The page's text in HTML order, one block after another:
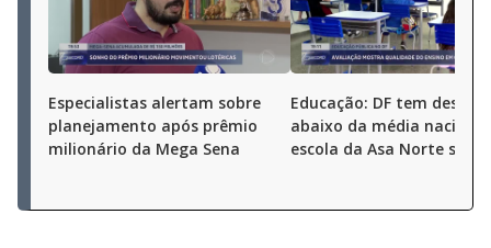
Especialistas alertam sobre
planejamento após prêmio
milionário da Mega Sena
Educação: DF tem
abaixo da média
escola da Asa Norte se